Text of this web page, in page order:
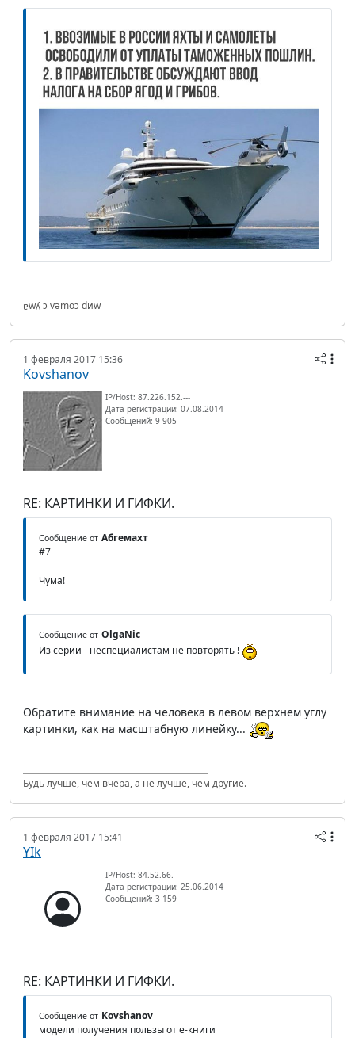
ɐwʎ ɔ vǝmоɔ dиw
1 февраля 2017 15:36
Kovshanov
IP/Host: 87.226.152.---
Дата регистрации: 07.08.2014
Сообщений: 9 905
RE: КАРТИНКИ И ГИФКИ.
Сообщение от Абгемахт
#7
Чума!
Сообщение от OlgaNic
Из серии - неспециалистам не повторять !
Обратите внимание на человека в левом верхнем углу
картинки, как на масштабную линейку...
Будь лучше, чем вчера, а не лучше, чем другие.
1 февраля 2017 15:41
YIk
IP/Host: 84.52.66.---
Дата регистрации: 25.06.2014
Сообщений: 3 159
RE: КАРТИНКИ И ГИФКИ.
Сообщение от Kovshanov
модели получения пользы от е-книги